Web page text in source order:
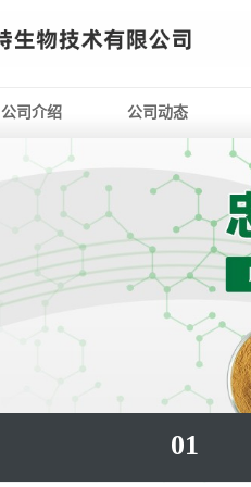
公司介绍 公司动态
01